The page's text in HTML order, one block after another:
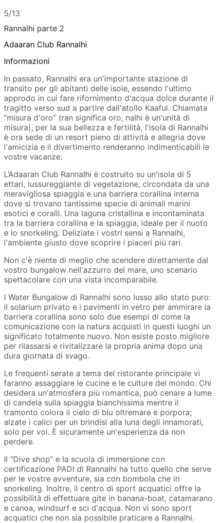
5/13
Rannalhi parte 2
Adaaran Club Rannalhi
Informazioni
In passato, Rannalhi era un'importante stazione di
transito per gli abitanti delle isole, essendo l'ultimo
approdo in cui fare rifornimento d'acqua dolce durante il
tragitto verso sud a partire dall'atollo Kaaful. Chiamata
“misura d'oro” (ran significa oro, nalhi è un'unità di
misura), per la sua bellezza e fertilità, l'isola di Rannalhi
è ora sede di un resort pieno di attività e allegria dove
l'amicizia e il divertimento renderanno indimenticabili le
vostre vacanze.
L’Adaaran Club Rannalhi è costruito su un'isola di 5
ettari, lussureggiante di vegetazione, circondata da una
meravigliosa spiaggia e una barriera corallina interna
dove si trovano tantissime specie di animali marini
esotici e coralli. Una laguna cristallina e incontaminata
tra la barriera corallina e la spiaggia, ideale per il nuoto
e lo snorkeling. Deliziate i vostri sensi a Rannalhi,
l'ambiente giusto dove scoprire i piaceri più rari.
Non c'è niente di meglio che scendere direttamente dal
vostro bungalow nell'azzurro del mare, uno scenario
spettacolare con una vista incomparabile.
I Water Bungalow di Rannalhi sono lusso allo stato puro:
il solarium privato e i pavimenti in vetro per ammirare la
barriera corallina sono solo due esempi di come la
comunicazione con la natura acquisti in questi luoghi un
significato totalmente nuovo. Non esiste posto migliore
per rilassarsi e rivitalizzare la propria anima dopo una
dura giornata di svago.
Le frequenti serate a tema del ristorante principale vi
faranno assaggiare le cucine e le culture del mondo. Chi
desidera un'atmosfera più romantica, può cenare a lume
di candela sulla spiaggia bianchissima mentre il
tramonto colora il cielo di blu oltremare e porpora;
alzate i calici per un brindisi alla luna degli innamorati,
solo per voi. È sicuramente un'esperienza da non
perdere.
Il “Dive shop” e la scuola di immersione con
certificazione PADI di Rannalhi ha tutto quello che serve
per le vostre avventure, sia con bombola che in
snorkeling. Inoltre, il centro di sport acquatici offre la
possibilità di effettuare gite in banana-boat, catamarano
e canoa, windsurf e sci d'acqua. Non vi sono sport
acquatici che non sia possibile praticare a Rannalhi.